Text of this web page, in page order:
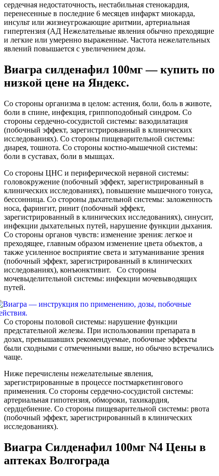
сердечная недостаточность, нестабильная стенокардия,
перенесенные в последние 6 месяцев инфаркт миокарда,
инсульт или жизнеугрожающие аритмии, артериальная
гипертензия (АД Нежелательные явления обычно преходящие
и легкие или умеренно выраженные. Частота нежелательных
явлений повышается с увеличением дозы.
Виагра силденафил 100мг — купить по
низкой цене на Яндекс.
Со стороны организма в целом: астения, боли, боль в животе,
боли в спине, инфекция, гриппоподобный синдром. Со
стороны сердечно-сосудистой системы: вазодилатация
(побочный эффект, зарегистрированный в клинических
исследованиях). Со стороны пищеварительной системы:
диарея, тошнота. Со стороны костно-мышечной системы:
боли в суставах, боли в мышцах.
Со стороны ЦНС и периферической нервной системы:
головокружение (побочный эффект, зарегистрированный в
клинических исследованиях), повышение мышечного тонуса,
бессонница. Со стороны дыхательной системы: заложенность
носа, фарингит, ринит (побочный эффект,
зарегистрированный в клинических исследованиях), синусит,
инфекции дыхательных путей, нарушение функции дыхания.
Со стороны органов чувств: изменение зрения: легкое и
преходящее, главным образом изменение цвета объектов, а
также усиленное восприятие света и затуманивание зрения
(побочный эффект, зарегистрированный в клинических
исследованиях), конъюнктивит. Со стороны
мочевыделительной системы: инфекции мочевыводящих
путей.
Со стороны половой системы: нарушение функции
предстательной железы. При использовании препарата в
дозах, превышавших рекомендуемые, побочные эффекты
были сходными с отмеченными выше, но обычно встречались
чаще.
Ниже перечислены нежелательные явления,
зарегистрированные в процессе постмаркетингового
применения. Со стороны сердечно-сосудистой системы:
артериальная гипотензия, обмороки, тахикардия,
сердцебиение. Со стороны пищеварительной системы: рвота
(побочный эффект, зарегистрированный в клинических
исследованиях).
Виагра Силденафил 100мг N4 Цены в
аптеках Волгограда